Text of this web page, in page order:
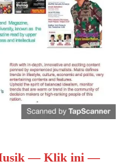
— Klik ini —